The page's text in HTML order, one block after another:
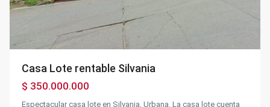
Casa Lote rentable Silvania
$ 350.000.000
Espectacular casa lote en Silvania, Urbana. La casa lote cuenta